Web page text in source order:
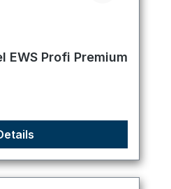
von 5 von 5 Sternen
EWS Profi Premium